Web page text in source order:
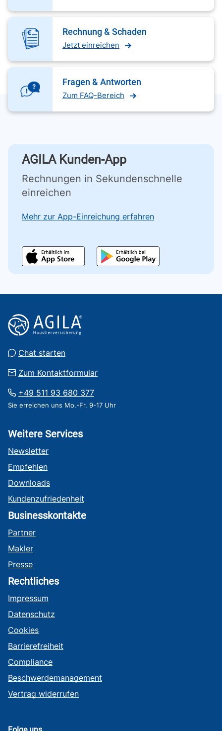
Rechnung & Schaden
Jetzt einreichen
Fragen & Antworten
Zum FAQ-Bereich
AGILA Kunden-App
Rechnungen in Sekundenschnelle
einreichen
Mehr zur App-Einreichung erfahren